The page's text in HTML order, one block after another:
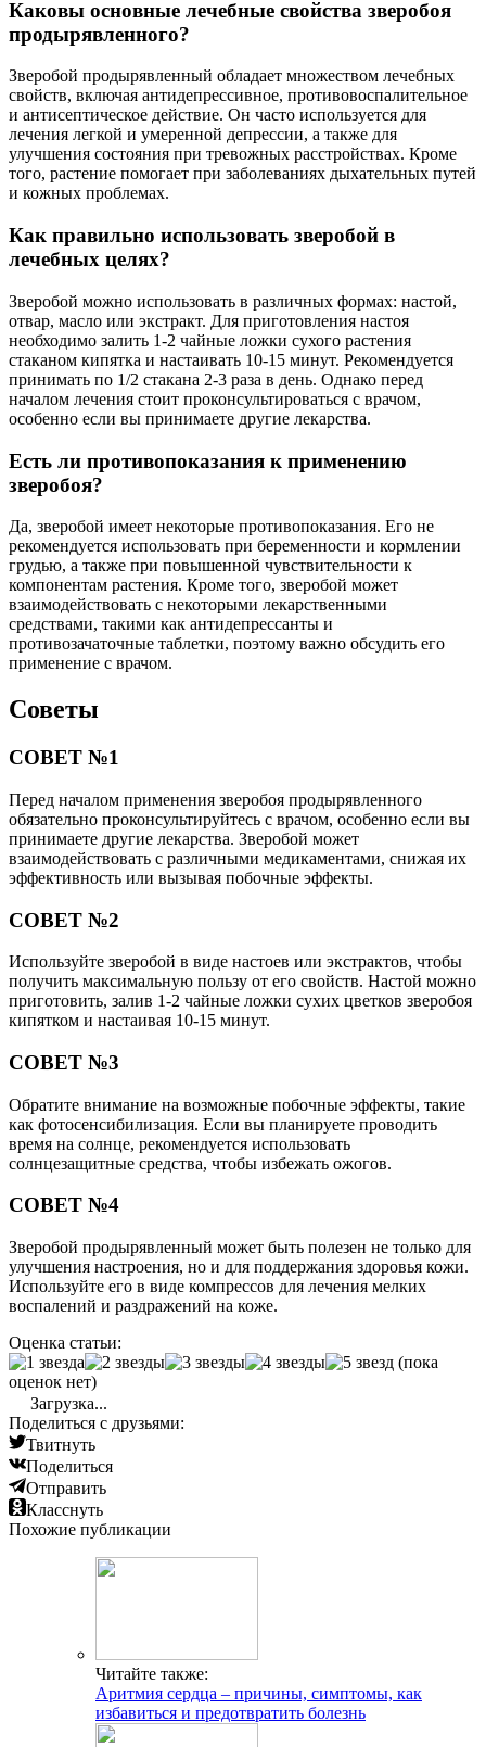
Каковы основные лечебные свойства зверобоя
продырявленного?
Зверобой продырявленный обладает множеством лечебных
свойств, включая антидепрессивное, противовоспалительное
и антисептическое действие. Он часто используется для
лечения легкой и умеренной депрессии, а также для
улучшения состояния при тревожных расстройствах. Кроме
того, растение помогает при заболеваниях дыхательных путей
и кожных проблемах.
Как правильно использовать зверобой в
лечебных целях?
Зверобой можно использовать в различных формах: настой,
отвар, масло или экстракт. Для приготовления настоя
необходимо залить 1-2 чайные ложки сухого растения
стаканом кипятка и настаивать 10-15 минут. Рекомендуется
принимать по 1/2 стакана 2-3 раза в день. Однако перед
началом лечения стоит проконсультироваться с врачом,
особенно если вы принимаете другие лекарства.
Есть ли противопоказания к применению
зверобоя?
Да, зверобой имеет некоторые противопоказания. Его не
рекомендуется использовать при беременности и кормлении
грудью, а также при повышенной чувствительности к
компонентам растения. Кроме того, зверобой может
взаимодействовать с некоторыми лекарственными
средствами, такими как антидепрессанты и
противозачаточные таблетки, поэтому важно обсудить его
применение с врачом.
Советы
СОВЕТ №1
Перед началом применения зверобоя продырявленного
обязательно проконсультируйтесь с врачом, особенно если вы
принимаете другие лекарства. Зверобой может
взаимодействовать с различными медикаментами, снижая их
эффективность или вызывая побочные эффекты.
СОВЕТ №2
Используйте зверобой в виде настоев или экстрактов, чтобы
получить максимальную пользу от его свойств. Настой можно
приготовить, залив 1-2 чайные ложки сухих цветков зверобоя
кипятком и настаивая 10-15 минут.
СОВЕТ №3
Обратите внимание на возможные побочные эффекты, такие
как фотосенсибилизация. Если вы планируете проводить
время на солнце, рекомендуется использовать
солнцезащитные средства, чтобы избежать ожогов.
СОВЕТ №4
Зверобой продырявленный может быть полезен не только для
улучшения настроения, но и для поддержания здоровья кожи.
Используйте его в виде компрессов для лечения мелких
воспалений и раздражений на коже.
Оценка статьи:
(пока
оценок нет)
Загрузка...
Поделиться с друзьями:
Твитнуть
Поделиться
Отправить
Класснуть
Похожие публикации
Читайте также:
Аритмия сердца – причины, симптомы, как
избавиться и предотвратить болезнь